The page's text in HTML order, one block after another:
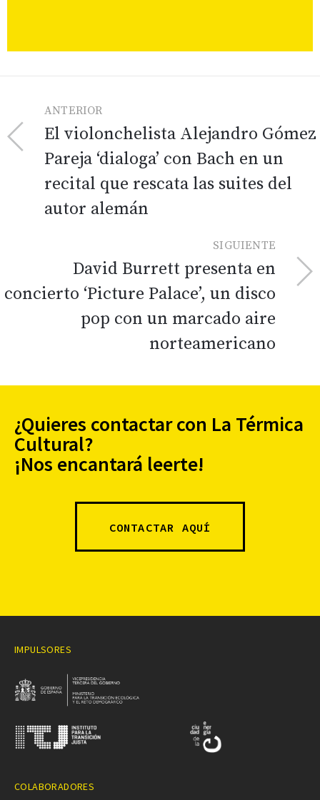
ANTERIOR
El violonchelista Alejandro Gómez
Pareja ‘dialoga’ con Bach en un
recital que rescata las suites del
autor alemán
SIGUIENTE
David Burrett presenta en
concierto ‘Picture Palace’, un disco
pop con un marcado aire
norteamericano
¿Quieres contactar con La Térmica
Cultural?
¡Nos encantará leerte!
CONTACTAR AQUÍ
IMPULSORES
COLABORADORES